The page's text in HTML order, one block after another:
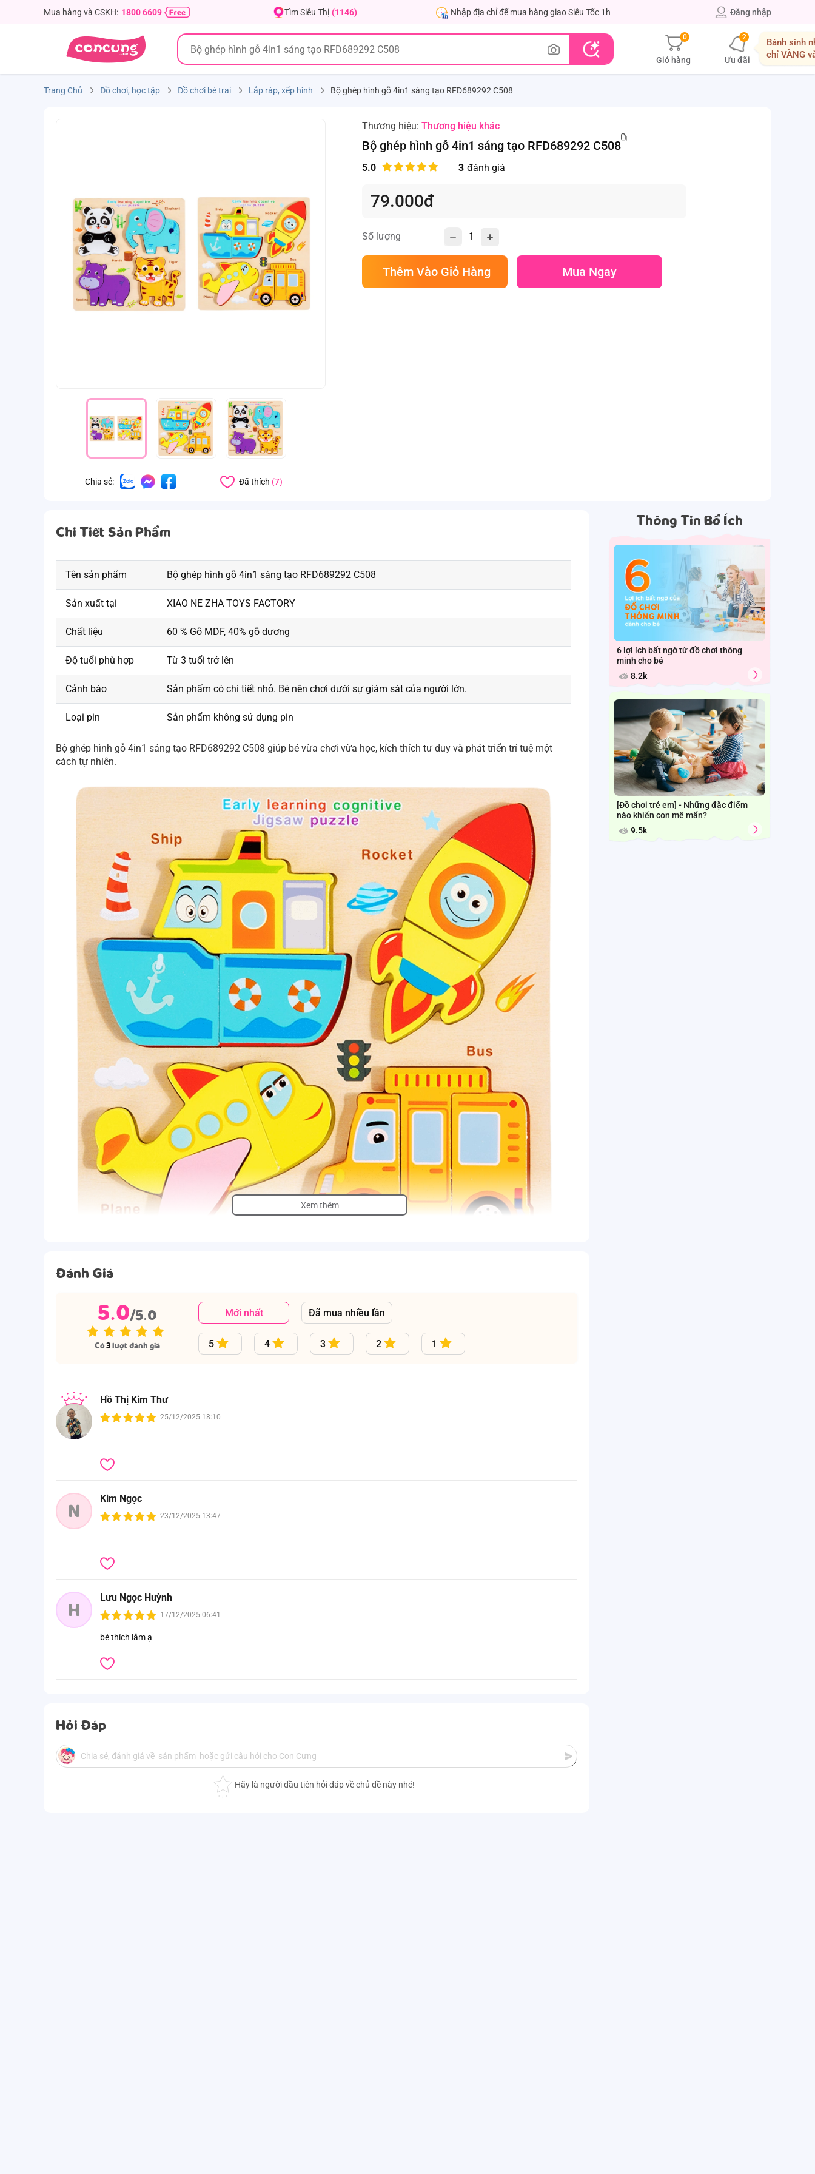
Mua hàng và CSKH: 1800 6609 Tìm Siêu Thị (1146) Nhập địa chỉ để mua hàng giao Siêu Tốc 1h Đăng nhập
0
Giỏ hàng
2
Ưu đãi
Bánh sinh
chỉ VÀNG
Trang Chủ Đồ chơi, học tập Đồ chơi bé trai Lắp ráp, xếp hình Bộ ghép hình gỗ 4in1 sáng tạo RFD689292 C508
Chia sẻ: Đã thích (7)
Thương hiệu: Thương hiệu khác
Bộ ghép hình gỗ 4in1 sáng tạo RFD689292 C508
5.0 3 đánh giá
79.000đ
Số lượng
Thêm Vào Giỏ Hàng Mua Ngay
Chi Tiết Sản Phẩm
Tên sản phẩm Bộ ghép hình gỗ 4in1 sáng tạo RFD689292 C508
Sản xuất tại XIAO NE ZHA TOYS FACTORY
Chất liệu 60 % Gỗ MDF, 40% gỗ dương
Độ tuổi phù hợp Từ 3 tuổi trở lên
Cảnh báo Sản phẩm có chi tiết nhỏ. Bé nên chơi dưới sự giám sát của người lớn.
Loại pin Sản phẩm không sử dụng pin
Bộ ghép hình gỗ 4in1 sáng tạo RFD689292 C508 giúp bé vừa chơi vừa học, kích thích tư duy và phát triển trí tuệ một
cách tự nhiên.
Xem thêm
Đánh Giá
5.0/5.0
Có3lượt đánh giá
Mới nhất Đã mua nhiều lần
5 4 3 2 1
Hồ Thị Kim Thư
25/12/2025 18:10
N
Kim Ngọc
23/12/2025 13:47
H
Lưu Ngọc Huỳnh
17/12/2025 06:41
bé thích lắm ạ
Hỏi Đáp
Hãy là người đầu tiên hỏi đáp về chủ đề này nhé!
Thông Tin Bổ Ích
6 lợi ích bất ngờ từ đồ chơi thông
minh cho bé
8.2k
[Đồ chơi trẻ em] - Những đặc điểm
nào khiến con mê mẩn?
9.5k